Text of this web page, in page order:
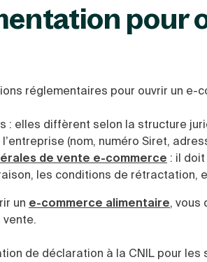
pour
réglementaires pour ouvrir un e-
: elles diffèrent selon la structure
(nom, numéro Siret,
de vente e-commerce : il
les conditions de rétractation,
un e-commerce alimentaire, vous
de déclaration à la CNIL pour